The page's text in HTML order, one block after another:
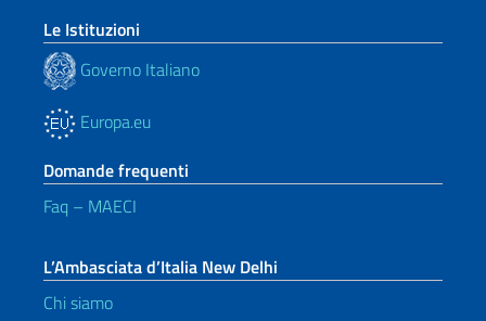
Le Istituzioni
Governo Italiano
Europa.eu
Domande frequenti
Faq – MAECI
L’Ambasciata d’Italia New Delhi
Chi siamo